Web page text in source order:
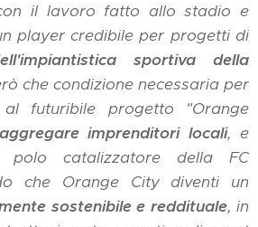
il lavoro fatto allo stadio e
player credibile per progetti di
sportiva della
che condizione necessaria per
futuribile progetto "Orange
aggregare imprenditori locali, e
catalizzatore della FC
che Orange City diventi un
sostenibile e reddituale, in